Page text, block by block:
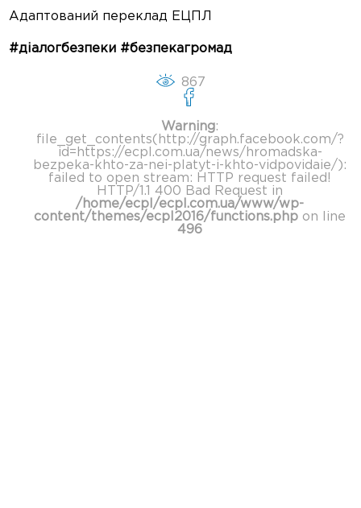
Адаптований переклад ЕЦПЛ
#діалогбезпеки #безпекагромад
867
Warning:
file_get_contents(http://graph.facebook.com/?
id=https://ecpl.com.ua/news/hromadska-
bezpeka-khto-za-nei-platyt-i-khto-vidpovidaie/):
failed to open stream: HTTP request failed!
HTTP/1.1 400 Bad Request in
/home/ecpl/ecpl.com.ua/www/wp-
content/themes/ecpl2016/functions.php on line
496